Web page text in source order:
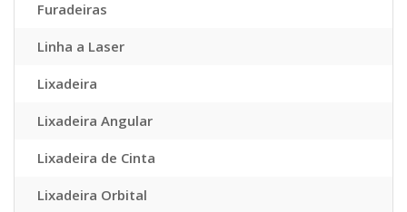
Furadeiras
Linha a Laser
Lixadeira
Lixadeira Angular
Lixadeira de Cinta
Lixadeira Orbital